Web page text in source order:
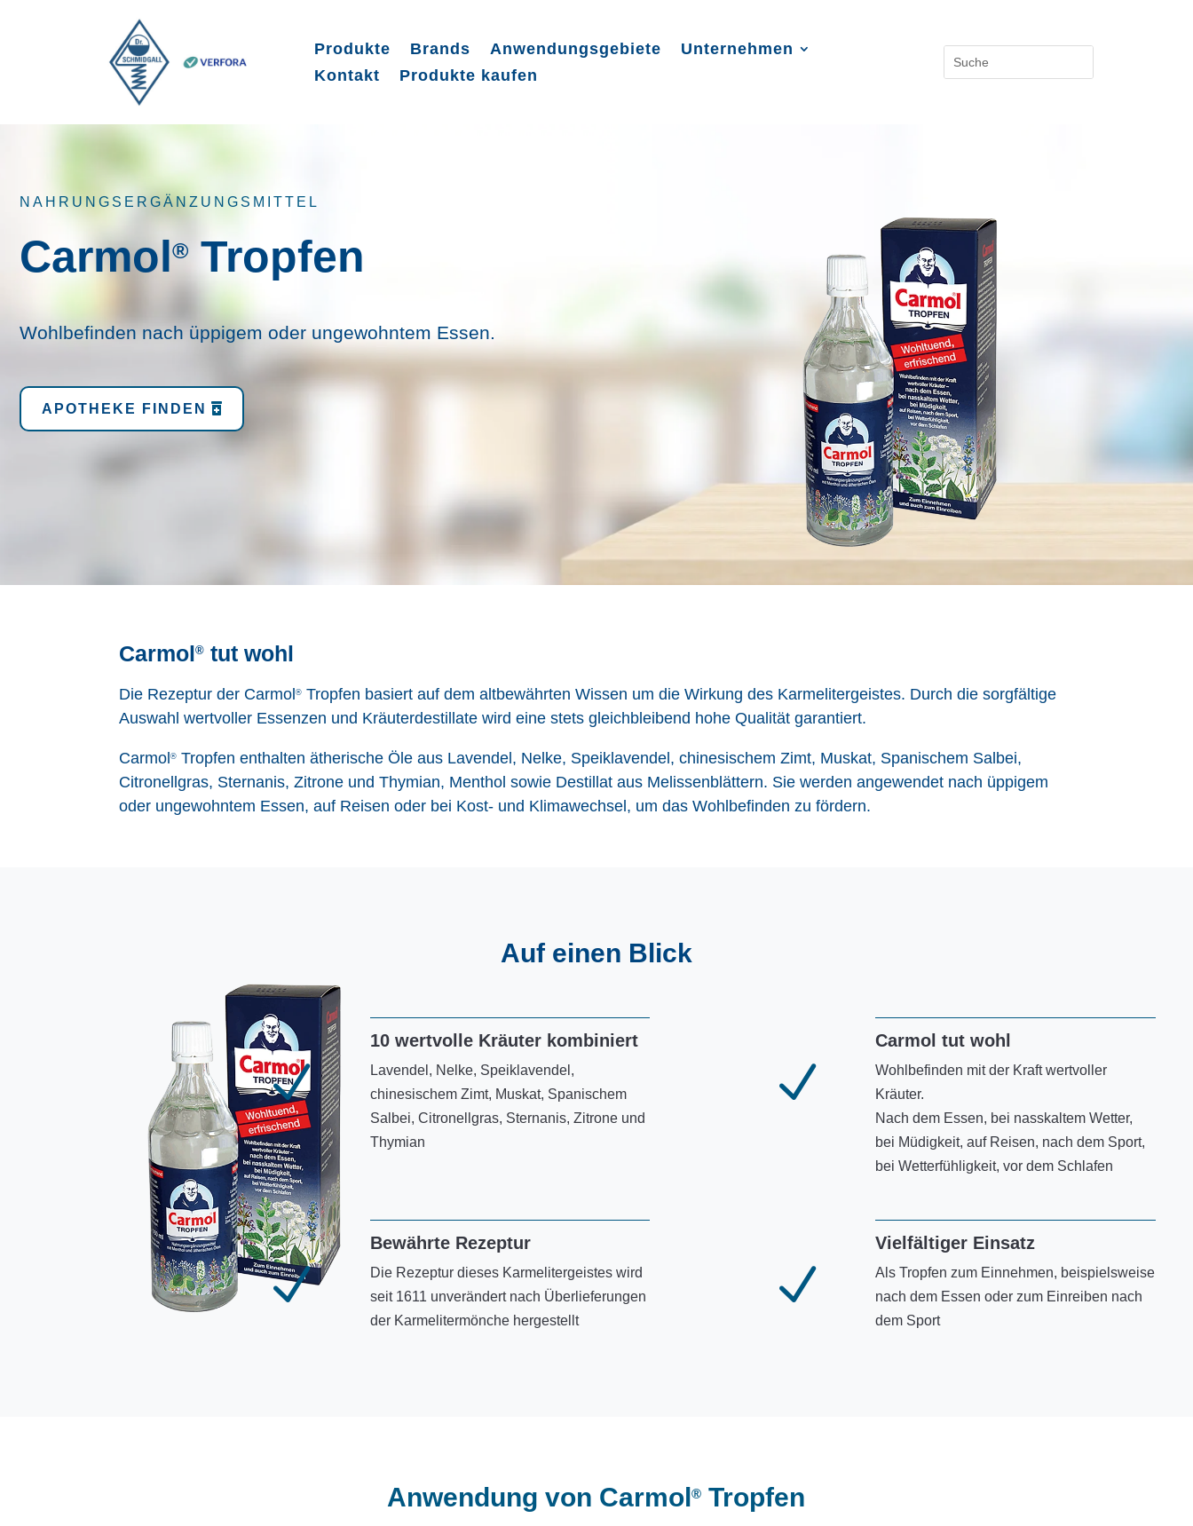
Produkte Brands Anwendungsgebiete
Unternehmen
Kontakt
Produkte kaufen
NAHRUNGSERGÄNZUNGSMITTEL
Carmol® Tropfen
Wohlbefinden nach üppigem oder ungewohntem Essen.
APOTHEKE FINDEN
Carmol® tut wohl
Die Rezeptur der Carmol® Tropfen basiert auf dem altbewährten Wissen um die Wirkung des Karmelitergeistes. Durch die sorgfältige
Auswahl wertvoller Essenzen und Kräuterdestillate wird eine stets gleichbleibend hohe Qualität garantiert.
Carmol® Tropfen enthalten ätherische Öle aus Lavendel, Nelke, Speiklavendel, chinesischem Zimt, Muskat, Spanischem Salbei,
Citronellgras, Sternanis, Zitrone und Thymian, Menthol sowie Destillat aus Melissenblättern. Sie werden angewendet nach üppigem
oder ungewohntem Essen, auf Reisen oder bei Kost- und Klimawechsel, um das Wohlbefinden zu fördern.
Auf einen Blick
N
10 wertvolle Kräuter kombiniert
Lavendel, Nelke, Speiklavendel,
chinesischem Zimt, Muskat, Spanischem
Salbei, Citronellgras, Sternanis, Zitrone und
Thymian
N
Carmol tut wohl
Wohlbefinden mit der Kraft wertvoller
Kräuter.
Nach dem Essen, bei nasskaltem Wetter,
bei Müdigkeit, auf Reisen, nach dem Sport,
bei Wetterfühligkeit, vor dem Schlafen
N
Bewährte Rezeptur
Die Rezeptur dieses Karmelitergeistes wird
seit 1611 unverändert nach Überlieferungen
der Karmelitermönche hergestellt
N
Vielfältiger Einsatz
Als Tropfen zum Einnehmen, beispielsweise
nach dem Essen oder zum Einreiben nach
dem Sport
Anwendung von Carmol® Tropfen